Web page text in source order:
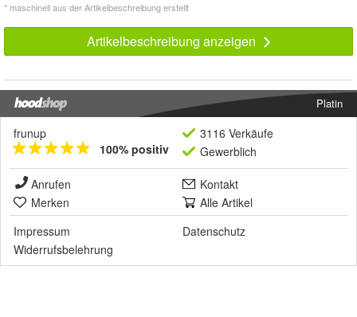
* maschinell aus der Artikelbeschreibung erstellt
Artikelbeschreibung anzeigen
Platin
frunup
100% positiv
3116 Verkäufe
Gewerblich
Anrufen
Kontakt
Merken
Alle Artikel
Impressum
Datenschutz
Widerrufsbelehrung